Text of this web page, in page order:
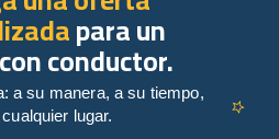
para un
conductor.
a su manera, a su tiempo,
lugar.